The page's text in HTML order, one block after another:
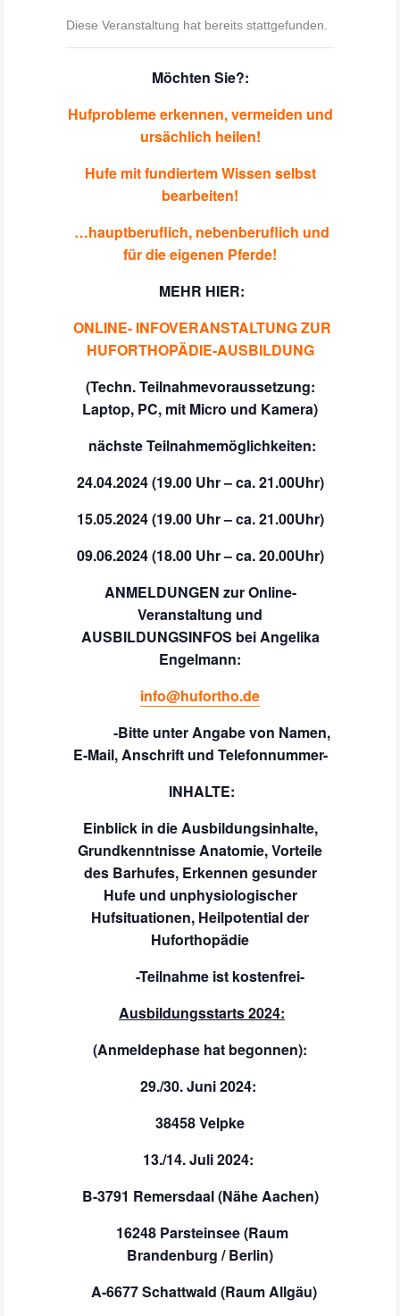
Diese Veranstaltung hat bereits stattgefunden.
Möchten Sie?:
Hufprobleme erkennen, vermeiden und
ursächlich heilen!
Hufe mit fundiertem Wissen selbst
bearbeiten!
…hauptberuflich, nebenberuflich und
für die eigenen Pferde!
MEHR HIER:
ONLINE- INFOVERANSTALTUNG ZUR
HUFORTHOPÄDIE-AUSBILDUNG
(Techn. Teilnahmevoraussetzung:
Laptop, PC, mit Micro und Kamera)
nächste Teilnahmemöglichkeiten:
24.04.2024 (19.00 Uhr – ca. 21.00Uhr)
15.05.2024 (19.00 Uhr – ca. 21.00Uhr)
09.06.2024 (18.00 Uhr – ca. 20.00Uhr)
ANMELDUNGEN zur Online-
Veranstaltung und
AUSBILDUNGSINFOS bei Angelika
Engelmann:
info@hufortho.de
-Bitte unter Angabe von Namen,
E-Mail, Anschrift und Telefonnummer-
INHALTE:
Einblick in die Ausbildungsinhalte,
Grundkenntnisse Anatomie, Vorteile
des Barhufes, Erkennen gesunder
Hufe und unphysiologischer
Hufsituationen, Heilpotential der
Huforthopädie
-Teilnahme ist kostenfrei-
Ausbildungsstarts 2024:
(Anmeldephase hat begonnen):
29./30. Juni 2024:
38458 Velpke
13./14. Juli 2024:
B-3791 Remersdaal (Nähe Aachen)
16248 Parsteinsee (Raum
Brandenburg / Berlin)
A-6677 Schattwald (Raum Allgäu)